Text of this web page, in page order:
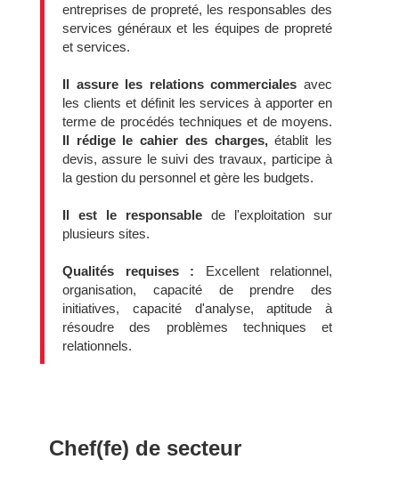
entreprises de propreté, les responsables des
services généraux et les équipes de propreté
et services.
Il assure les relations commerciales avec
les clients et définit les services à apporter en
terme de procédés techniques et de moyens.
Il rédige le cahier des charges,établit les
devis, assure le suivi des travaux, participe à
la gestion du personnel et gère les budgets.
Il est le responsable de l'exploitation sur
plusieurs sites.
Qualités requises : Excellent relationnel,
organisation, capacité de prendre des
initiatives, capacité d'analyse, aptitude à
résoudre des problèmes techniques et
relationnels.
Chef(fe) de secteur